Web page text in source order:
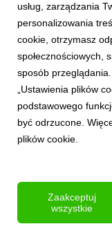
JABŁKA
Urodziłem się
miłości do
promocji
25 lipca 2025
Sad to miejsce, w
korzenie - mówi
Stowarzyszenia
oznacze...
usług, zarządzania
personalizowania
cookie, otrzymasz
społecznościowych,
sposób
„Ustawienia plików
podstawowego
być odrzucone.
plików cookie.
Zaakceptuj
wszystkie